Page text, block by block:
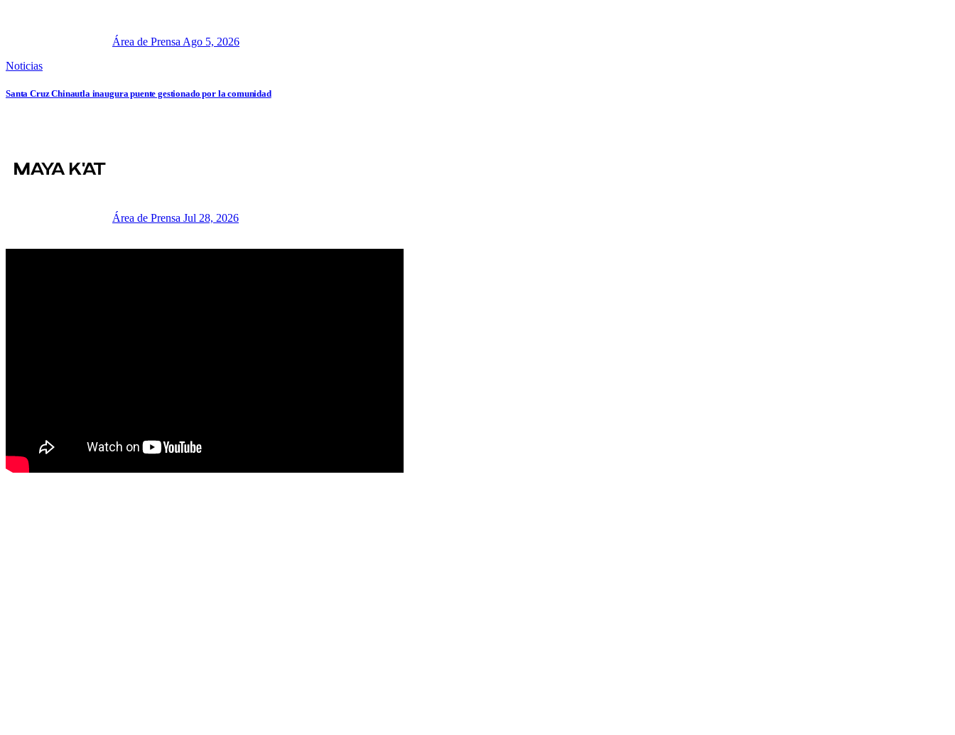
Área de Prensa Ago 5, 2026
Noticias
Santa Cruz Chinautla inaugura puente gestionado por la comunidad
Área de Prensa Jul 28, 2026